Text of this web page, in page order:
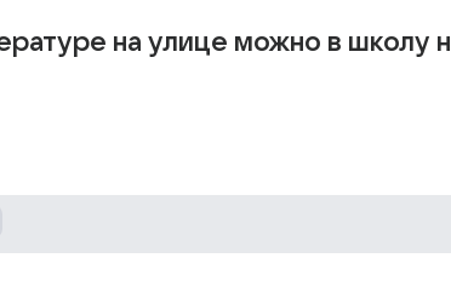
на улице можно в школу